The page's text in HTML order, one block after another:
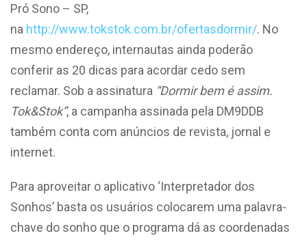
Pró Sono – SP,
na http://www.tokstok.com.br/ofertasdormir/. No
mesmo endereço, internautas ainda poderão
conferir as 20 dicas para acordar cedo sem
reclamar. Sob a assinatura “Dormir bem é assim.
Tok&Stok”, a campanha assinada pela DM9DDB
também conta com anúncios de revista, jornal e
internet.
Para aproveitar o aplicativo ‘Interpretador dos
Sonhos’ basta os usuários colocarem uma palavra-
chave do sonho que o programa dá as coordenadas